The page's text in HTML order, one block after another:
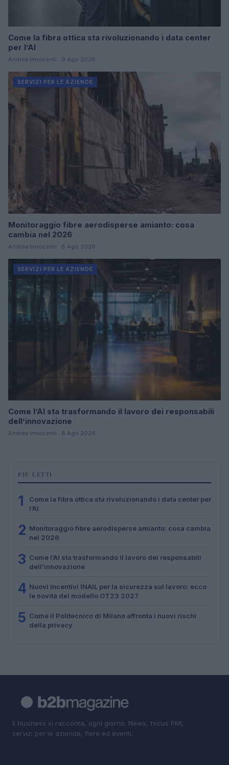
Come la fibra ottica sta rivoluzionando i data center
per l’AI
Andrea Innocenti · 9 Ago 2026
SERVIZI PER LE AZIENDE
Monitoraggio fibre aerodisperse amianto: cosa
cambia nel 2026
Andrea Innocenti · 8 Ago 2026
SERVIZI PER LE AZIENDE
Come l’AI sta trasformando il lavoro dei responsabili
dell’innovazione
Andrea Innocenti · 8 Ago 2026
PIÙ LETTI
1
Come la fibra ottica sta rivoluzionando i data center per
l’AI
2 Monitoraggio fibre aerodisperse amianto: cosa cambia
nel 2026
3 Come l’AI sta trasformando il lavoro dei responsabili
dell’innovazione
4 Nuovi incentivi INAIL per la sicurezza sul lavoro: ecco
le novità del modello OT23 2027
5 Come il Politecnico di Milano affronta i nuovi rischi
della privacy
Il business si racconta, ogni giorno. News, focus PMI,
servizi per le aziende, fiere ed eventi.